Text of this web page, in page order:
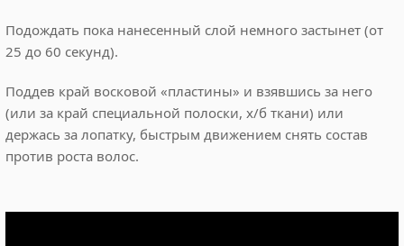
Подождать пока нанесенный слой немного застынет (от
25 до 60 секунд).
Поддев край восковой «пластины» и взявшись за него
(или за край специальной полоски, х/б ткани) или
держась за лопатку, быстрым движением снять состав
против роста волос.